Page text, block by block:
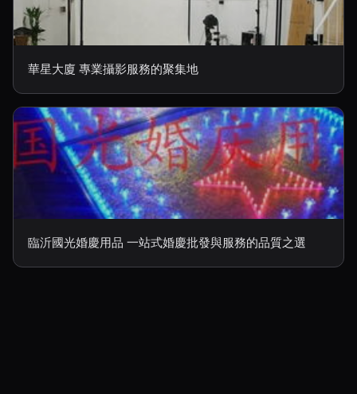
華星大廈 專業攝影服務的聚集地
臨沂國光婚慶用品 一站式婚慶批發與服務的品質之選